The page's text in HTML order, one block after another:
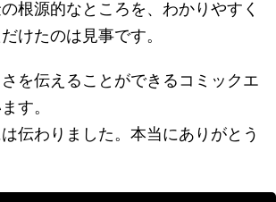
根源的なところを、わかりやすく
けたのは見事です。
を伝えることができるコミックエ
す。
伝わりました。本当にありがとう